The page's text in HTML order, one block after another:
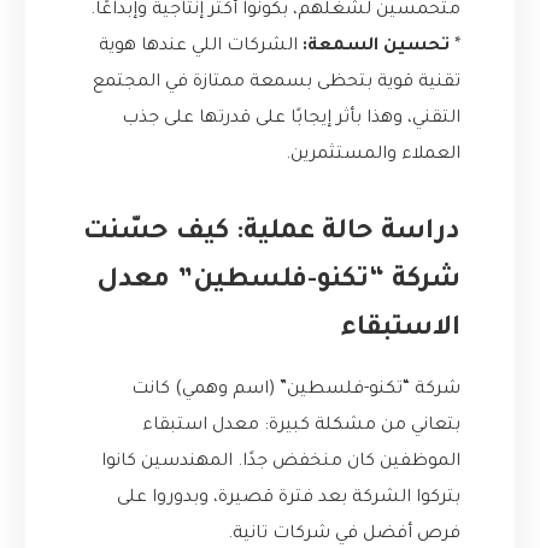
متحمسين لشغلهم، بكونوا أكثر إنتاجية وإبداعًا.
* تحسين السمعة: الشركات اللي عندها هوية
تقنية قوية بتحظى بسمعة ممتازة في المجتمع
التقني، وهذا بأثر إيجابًا على قدرتها على جذب
العملاء والمستثمرين.
دراسة حالة عملية: كيف حسّنت
شركة “تكنو-فلسطين” معدل
الاستبقاء
شركة “تكنو-فلسطين” (اسم وهمي) كانت
بتعاني من مشكلة كبيرة: معدل استبقاء
الموظفين كان منخفض جدًا. المهندسين كانوا
بتركوا الشركة بعد فترة قصيرة، وبدوروا على
فرص أفضل في شركات تانية.